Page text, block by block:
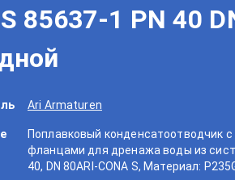
85637-1 PN 40
Ari Armaturen
Поплавковый конденсатоотводчик
фланцами для дренажа воды из
40, DN 80ARI-CONA S, Материал: